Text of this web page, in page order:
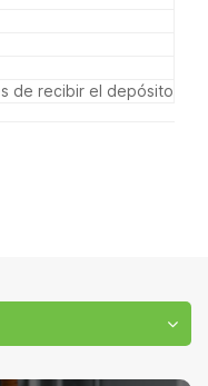
de recibir el depósito